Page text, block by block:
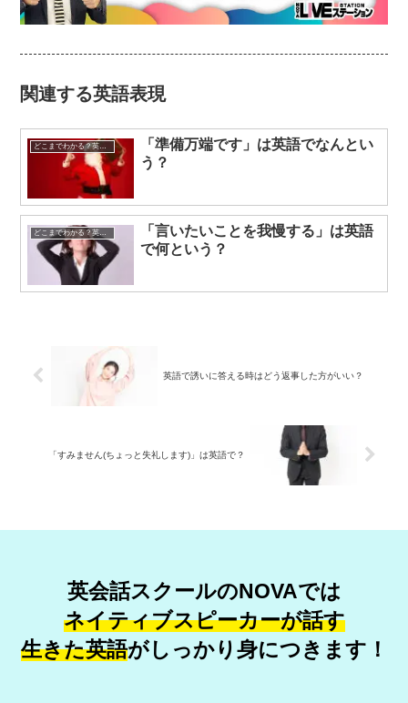
関連する英語表現
どこまでわかる？英語表現クイズ
「準備万端です」は英語でなんとい
う？
どこまでわかる？英語表現クイズ
「言いたいことを我慢する」は英語
で何という？
英語で誘いに答える時はどう返事した方がいい？
「すみません(ちょっと失礼します)」は英語で？
英会話スクールのNOVAでは
ネイティブスピーカーが話す
生きた英語がしっかり身につきます！